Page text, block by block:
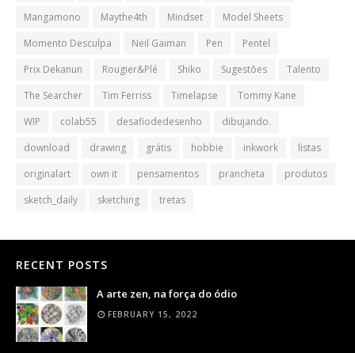
Mangamono
Maythe4th Mindset
Model Sheets
Momento Desculpa
Neil Gaiman Pen
Pentel
Prix Dekanun
Rougier&Plé Shiko Sugestões
Talento
The Searcher
Tim Ferriss Timelapse
Tommy Kane
WIP
colab55 desafiodedesenho
dibujando.
download
drawing grátis hobbie inkwork
listas
originalart
own it pensamentos prancheta
produtos
sketch_daily
sketching tretas
RECENT POSTS
A arte zen, na força do ódio
FEBRUARY 15, 2022